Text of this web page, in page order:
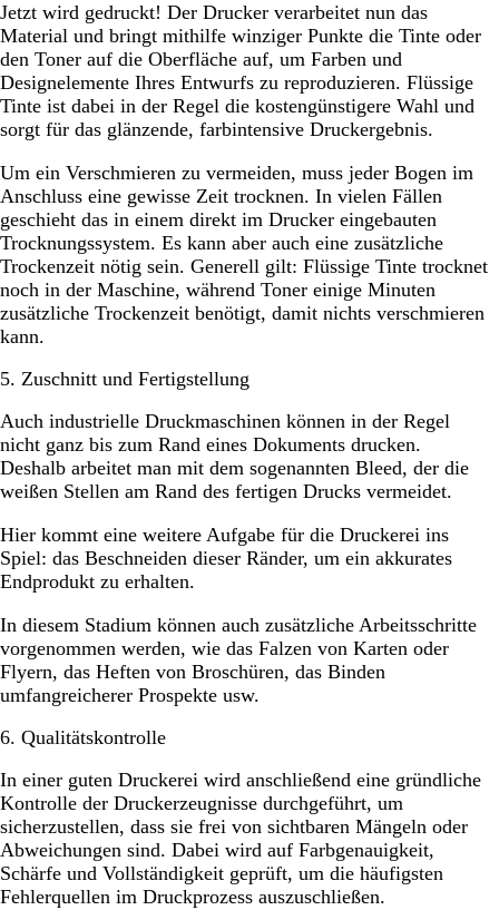
Jetzt wird gedruckt! Der Drucker verarbeitet nun das
Material und bringt mithilfe winziger Punkte die Tinte oder
den Toner auf die Oberfläche auf, um Farben und
Designelemente Ihres Entwurfs zu reproduzieren. Flüssige
Tinte ist dabei in der Regel die kostengünstigere Wahl und
sorgt für das glänzende, farbintensive Druckergebnis.
Um ein Verschmieren zu vermeiden, muss jeder Bogen im
Anschluss eine gewisse Zeit trocknen. In vielen Fällen
geschieht das in einem direkt im Drucker eingebauten
Trocknungssystem. Es kann aber auch eine zusätzliche
Trockenzeit nötig sein. Generell gilt: Flüssige Tinte trocknet
noch in der Maschine, während Toner einige Minuten
zusätzliche Trockenzeit benötigt, damit nichts verschmieren
kann.
5. Zuschnitt und Fertigstellung
Auch industrielle Druckmaschinen können in der Regel
nicht ganz bis zum Rand eines Dokuments drucken.
Deshalb arbeitet man mit dem sogenannten Bleed, der die
weißen Stellen am Rand des fertigen Drucks vermeidet.
Hier kommt eine weitere Aufgabe für die Druckerei ins
Spiel: das Beschneiden dieser Ränder, um ein akkurates
Endprodukt zu erhalten.
In diesem Stadium können auch zusätzliche Arbeitsschritte
vorgenommen werden, wie das Falzen von Karten oder
Flyern, das Heften von Broschüren, das Binden
umfangreicherer Prospekte usw.
6. Qualitätskontrolle
In einer guten Druckerei wird anschließend eine gründliche
Kontrolle der Druckerzeugnisse durchgeführt, um
sicherzustellen, dass sie frei von sichtbaren Mängeln oder
Abweichungen sind. Dabei wird auf Farbgenauigkeit,
Schärfe und Vollständigkeit geprüft, um die häufigsten
Fehlerquellen im Druckprozess auszuschließen.